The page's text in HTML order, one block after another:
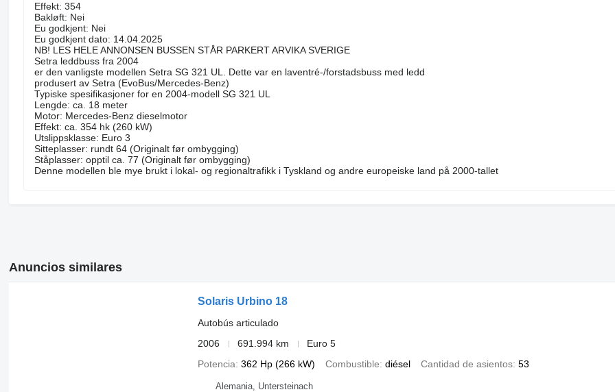
Effekt: 354
Bakløft: Nei
Eu godkjent: Nei
Eu godkjent dato: 14.04.2025
NB! LES HELE ANNONSEN BUSSEN STÅR PARKERT ARVIKA SVERIGE
Setra leddbuss fra 2004
er den vanligste modellen Setra SG 321 UL. Dette var en laventré-/forstadsbuss med ledd
produsert av Setra (EvoBus/Mercedes-Benz)
Typiske spesifikasjoner for en 2004-modell SG 321 UL
Lengde: ca. 18 meter
Motor: Mercedes-Benz dieselmotor
Effekt: ca. 354 hk (260 kW)
Utslippsklasse: Euro 3
Sitteplasser: rundt 64 (Originalt før ombygging)
Ståplasser: opptil ca. 77 (Originalt før ombygging)
Denne modellen ble mye brukt i lokal- og regionaltrafikk i Tyskland og andre europeiske land på 2000-tallet
Anuncios similares
Solaris Urbino 18
Autobús articulado
2006
691.994 km
Euro 5
Potencia 362 Hp (266 kW) Combustible diésel Cantidad de asientos 53
Alemania, Untersteinach